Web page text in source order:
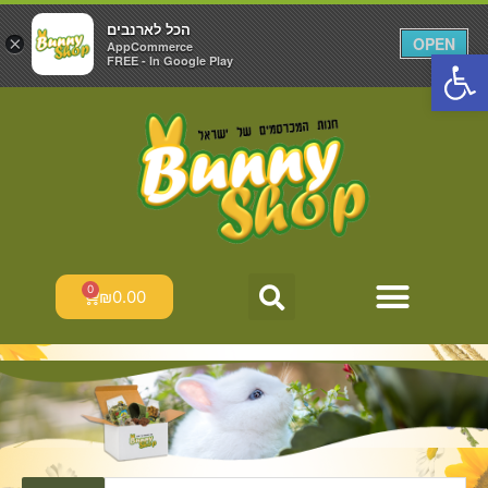
פתח סרגל נגישות
דילוג
₪0.00
0 עגלת
קניות
×
הכל לארנבים
AppCommerce
FREE - In Google Play
OPEN
×
הכל לארנבים
AppCommerce
FREE - In Google Play
OPEN